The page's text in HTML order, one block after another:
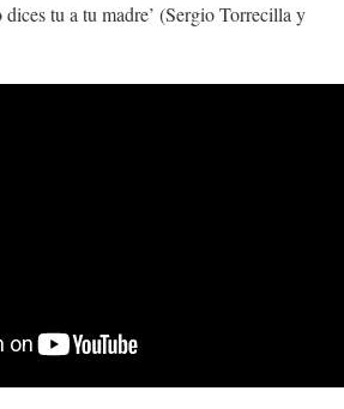
dices tu a tu madre’ (Sergio Torrecilla y